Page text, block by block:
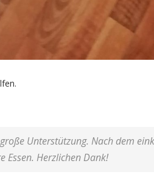
Unterstützung. Nach dem
Essen. Herzlichen Dank!